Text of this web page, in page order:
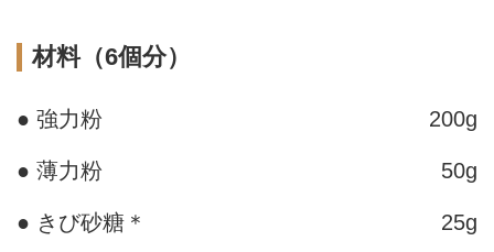
材料（6個分）
● 強力粉 200g
● 薄力粉 50g
● きび砂糖＊ 25g